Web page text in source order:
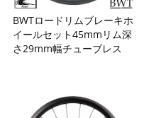
BWTロードリムブレーキホ
イールセット45mmリム深
さ29mm幅チューブレス